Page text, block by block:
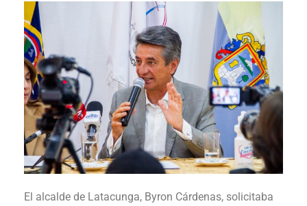
El alcalde de Latacunga, Byron Cárdenas, solicitaba